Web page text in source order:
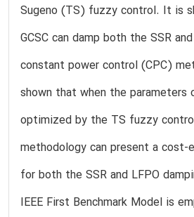
Sugeno (TS) fuzzy control. It is
GCSC can damp both the SSR
constant power control (CPC)
shown that when the parameters
optimized by the TS fuzzy
methodology can present a
for both the SSR and LFPO
IEEE First Benchmark Model is